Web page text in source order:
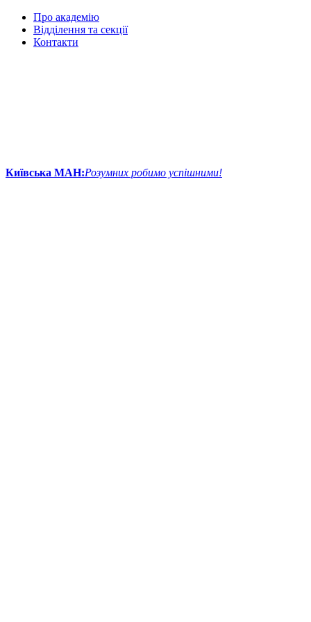
Про академію
Відділення та секції
Контакти
Київська МАН:Розумних робимо успішними!